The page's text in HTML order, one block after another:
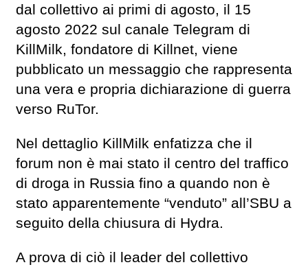
dal collettivo ai primi di agosto, il 15
agosto 2022 sul canale Telegram di
KillMilk, fondatore di Killnet, viene
pubblicato un messaggio che rappresenta
una vera e propria dichiarazione di guerra
verso RuTor.
Nel dettaglio KillMilk enfatizza che il
forum non è mai stato il centro del traffico
di droga in Russia fino a quando non è
stato apparentemente “venduto” all’SBU a
seguito della chiusura di Hydra.
A prova di ciò il leader del collettivo